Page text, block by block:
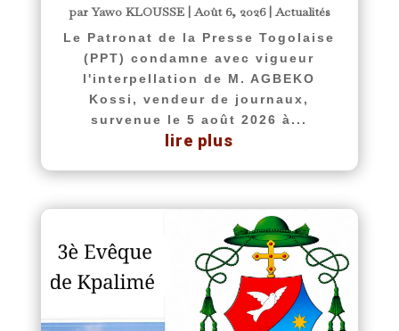
parYawo KLOUSSE|Août 6, 2026|Actualités
Le Patronat de la Presse Togolaise
(PPT) condamne avec vigueur
l'interpellation de M. AGBEKO
Kossi, vendeur de journaux,
survenue le 5 août 2026 à...
lire plus